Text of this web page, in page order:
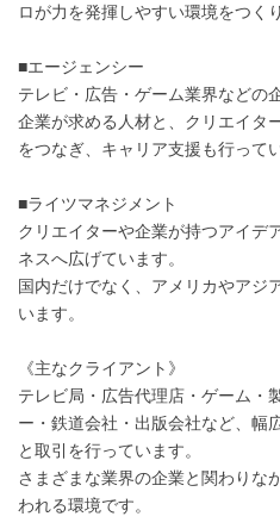
ロが力を発揮しやすい環境をつく
■エージェンシー
テレビ・広告・ゲーム業界などの
企業が求める人材と、クリエイタ
をつなぎ、キャリア支援も行って
■ライツマネジメント
クリエイターや企業が持つアイデ
ネスへ広げています。
国内だけでなく、アメリカやアジ
います。
《主なクライアント》
テレビ局・広告代理店・ゲーム・
ー・鉄道会社・出版会社など、幅
と取引を行っています。
さまざまな業界の企業と関わりな
われる環境です。